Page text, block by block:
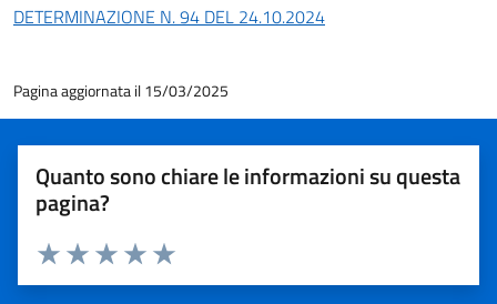
DETERMINAZIONE N. 94 DEL 24.10.2024
Pagina aggiornata il 15/03/2025
Quanto sono chiare le informazioni su questa
pagina?
Valuta 5 stelle su 5
Valuta 4 stelle su 5
Valuta 3 stelle su 5
Valuta 2 stelle su 5
Valuta 1 stelle su 5